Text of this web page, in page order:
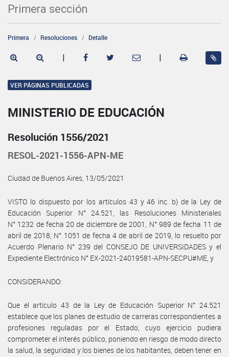
Primera sección
Primera Resoluciones Detalle
| |
VER PÁGINAS PUBLICADAS
MINISTERIO DE EDUCACIÓN
Resolución 1556/2021
RESOL-2021-1556-APN-ME
Ciudad de Buenos Aires, 13/05/2021
VISTO lo dispuesto por los artículos 43 y 46 inc. b) de la Ley de
Educación Superior N° 24.521, las Resoluciones Ministeriales
N° 1232 de fecha 20 de diciembre de 2001, N° 989 de fecha 11 de
abril de 2018, N° 1051 de fecha 4 de abril de 2019, lo resuelto por
Acuerdo Plenario N° 239 del CONSEJO DE UNIVERSIDADES y el
Expediente Electrónico N° EX-2021-24019581-APN-SECPU#ME, y
CONSIDERANDO:
Que el artículo 43 de la Ley de Educación Superior N° 24.521
establece que los planes de estudio de carreras correspondientes a
profesiones reguladas por el Estado, cuyo ejercicio pudiera
comprometer el interés público, poniendo en riesgo de modo directo
la salud, la seguridad y los bienes de los habitantes, deben tener en